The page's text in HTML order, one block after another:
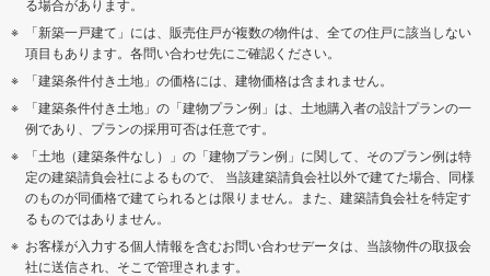
「新築一戸建て」には、販売住戸が複数の物件は、全ての住戸に該当しない
項目もあります。各問い合わせ先にご確認ください。
「建築条件付き土地」の価格には、建物価格は含まれません。
「建築条件付き土地」の「建物プラン例」は、土地購入者の設計プランの一
例であり、プランの採用可否は任意です。
「土地（建築条件なし）」の「建物プラン例」に関して、そのプラン例は特
定の建築請負会社によるもので、 当該建築請負会社以外で建てた場合、同様
のものが同価格で建てられるとは限りません。また、建築請負会社を特定す
るものではありません。
お客様が入力する個人情報を含むお問い合わせデータは、当該物件の取扱会
社に送信され、そこで管理されます。